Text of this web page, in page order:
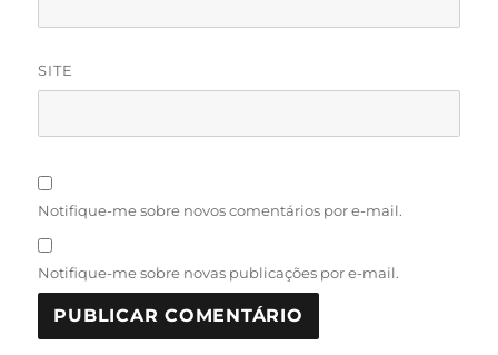
SITE
Notifique-me sobre novos comentários por e-mail.
Notifique-me sobre novas publicações por e-mail.